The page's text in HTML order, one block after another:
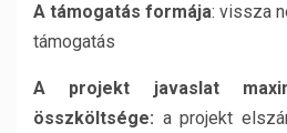
A támogatás formája: vissza
támogatás
A projekt javaslat
összköltsége: a projekt